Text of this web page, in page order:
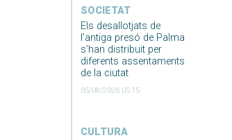
SOCIETAT
Els desallotjats de
l’antiga presó de Palma
s’han distribuit per
diferents assentaments
de la ciutat
05/08/2026 05:15
CULTURA